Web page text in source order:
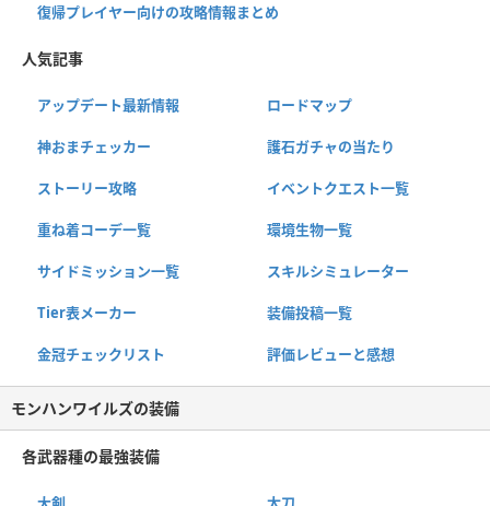
復帰プレイヤー向けの攻略情報まとめ
人気記事
アップデート最新情報 ロードマップ
神おまチェッカー 護石ガチャの当たり
ストーリー攻略 イベントクエスト一覧
重ね着コーデ一覧 環境生物一覧
サイドミッション一覧 スキルシミュレーター
Tier表メーカー 装備投稿一覧
金冠チェックリスト 評価レビューと感想
モンハンワイルズの装備
各武器種の最強装備